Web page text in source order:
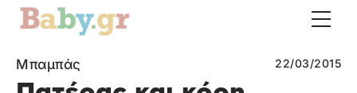
Μπαμπάς 22/03/2015